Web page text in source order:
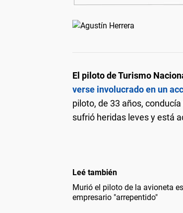
El piloto de Turismo
verse involucrado en un
piloto, de 33 años,
sufrió heridas leves y está
Leé también
Murió el piloto de la avioneta
empresario "arrepentido"